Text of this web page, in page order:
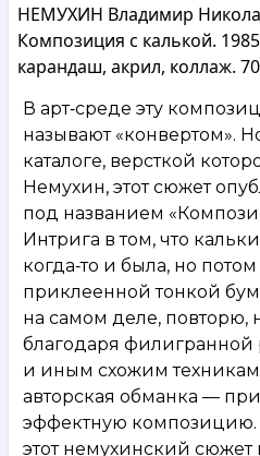
НЕМУХИН Владимир
Композиция с калькой.
карандаш, акрил, коллаж.
В арт‑среде эту
называют «конвертом».
каталоге, версткой
Немухин, этот сюжет
под названием
Интрига в том, что
когда‑то и была, но
приклеенной тонкой
на самом деле, повторю,
благодаря филигранной
и иным схожим техникам.
авторская обманка —
эффектную композицию.
этот немухинский сюжет